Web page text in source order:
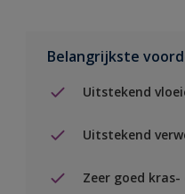
Belangrijkste
Uitstekend
Uitstekend
Zeer goed